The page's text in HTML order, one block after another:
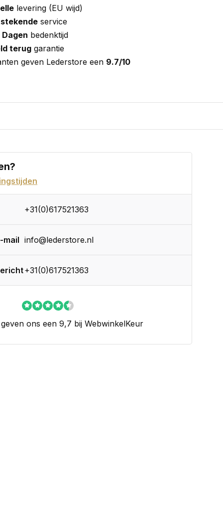
levering (EU wijd)
service
bedenktijd
terug garantie
geven Lederstore een 9.7/10
+31(0)617521363
mail info@lederstore.nl
+31(0)617521363
ons een 9,7 bij WebwinkelKeur